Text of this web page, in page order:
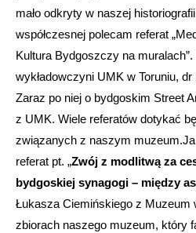
mało odkryty w naszej
współczesnej polecam referat
Kultura Bydgoszczy na
wykładowczyni UMK w Toruniu,
Zaraz po niej o bydgoskim Street
z UMK. Wiele referatów dotykać
związanych z naszym
referat pt. „Zwój z modlitwą za
bydgoskiej synagogi – między
Łukasza Ciemińskiego z Muzeum
zbiorach naszego muzeum, który